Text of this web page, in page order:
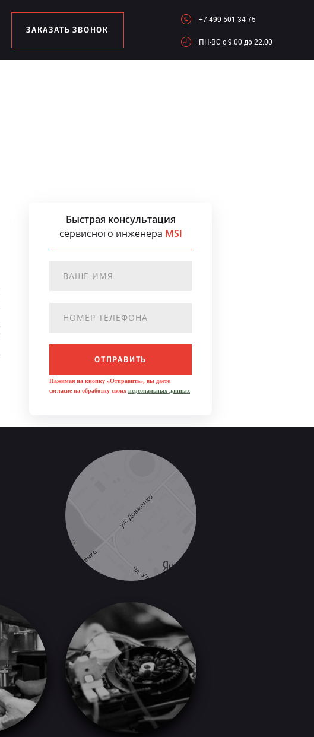
ЗАКАЗАТЬ ЗВОНОК
+7 499 501 34 75
ПН-ВC c 9.00 до 22.00
Быстрая консультация
сервисного инженера MSI
ОТПРАВИТЬ
Нажимая на кнопку «Отправить», вы даете
согласие на обработку своих персональных данных